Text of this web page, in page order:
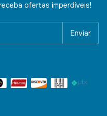
ofertas imperdíveis!